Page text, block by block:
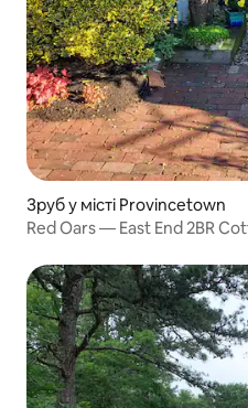
Зруб у місті Provincetown
Red Oars — East End 2BR